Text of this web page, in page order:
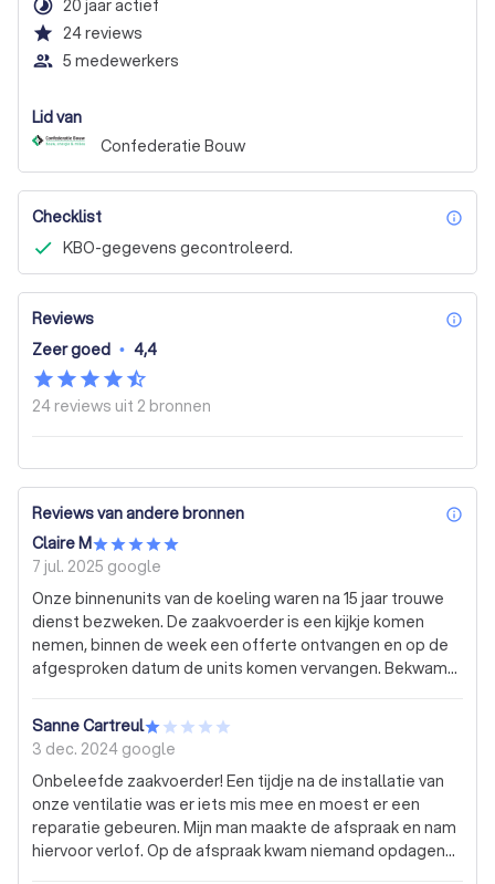
timelapse 20 jaar actief
star 24reviews
people_outline 5 medewerkers
Lid van
Confederatie Bouw
Checklist
KBO-gegevens gecontroleerd.
Reviews
Zeer goed • 4,4
24 reviews uit 2 bronnen
Reviews van andere bronnen
Claire M
7 jul. 2025 google
Onze binnenunits van de koeling waren na 15 jaar trouwe
dienst bezweken. De zaakvoerder is een kijkje komen
nemen, binnen de week een offerte ontvangen en op de
afgesproken datum de units komen vervangen. Bekwame
Dank zij jullie ontsnapte ik net aan de hittegolf ! Bedankt !
Sanne Cartreul
3 dec. 2024 google
Onbeleefde zaakvoerder! Een tijdje na de installatie van
onze ventilatie was er iets mis mee en moest er een
reparatie gebeuren. Mijn man maakte de afspraak en nam
hiervoor verlof. Op de afspraak kwam niemand opdagen